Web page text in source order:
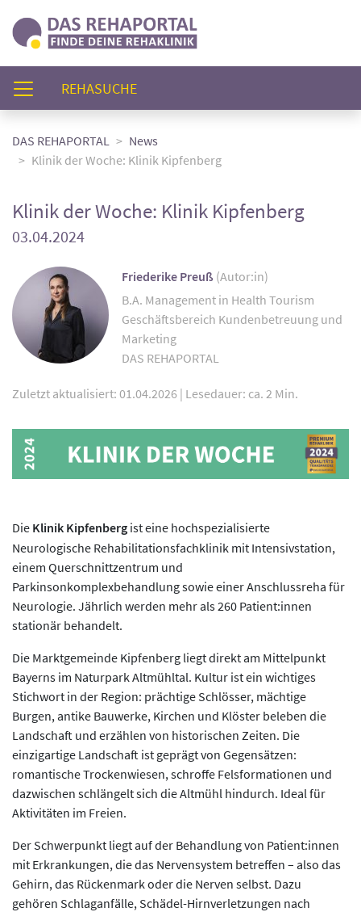
REHASUCHE(AKTUELL)
DAS REHAPORTAL
News
Klinik der Woche: Klinik Kipfenberg
Klinik der Woche: Klinik Kipfenberg
03.04.2024
Friederike Preuß (Autor:in)
B.A. Management in Health Tourism
Geschäftsbereich Kundenbetreuung und
Marketing
DAS REHAPORTAL
Zuletzt aktualisiert: 01.04.2026 | Lesedauer: ca. 2 Min.
Die Klinik Kipfenberg ist eine hochspezialisierte
Neurologische Rehabilitationsfachklinik mit Intensivstation,
einem Querschnittzentrum und
Parkinsonkomplexbehandlung sowie einer Anschlussreha für
Neurologie. Jährlich werden mehr als 260 Patient:innen
stationär behandelt.
Die Marktgemeinde Kipfenberg liegt direkt am Mittelpunkt
Bayerns im Naturpark Altmühltal. Kultur ist ein wichtiges
Stichwort in der Region: prächtige Schlösser, mächtige
Burgen, antike Bauwerke, Kirchen und Klöster beleben die
Landschaft und erzählen von historischen Zeiten. Die
einzigartige Landschaft ist geprägt von Gegensätzen:
romantische Trockenwiesen, schroffe Felsformationen und
dazwischen schlängelt sich die Altmühl hindurch. Ideal für
Aktivitäten im Freien.
Der Schwerpunkt liegt auf der Behandlung von Patient:innen
mit Erkrankungen, die das Nervensystem betreffen – also das
Gehirn, das Rückenmark oder die Nerven selbst. Dazu
gehören Schlaganfälle, Schädel-Hirnverletzungen nach